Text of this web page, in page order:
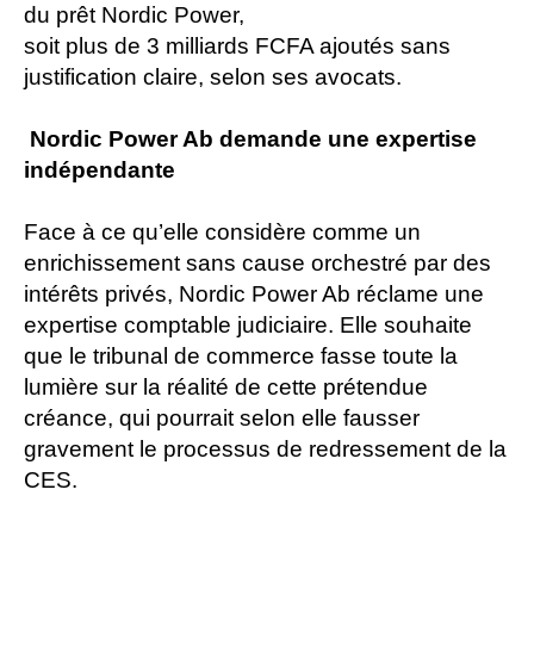
du prêt Nordic Power,
soit plus de 3 milliards FCFA ajoutés sans
justification claire, selon ses avocats.
Nordic Power Ab demande une expertise
indépendante
Face à ce qu’elle considère comme un
enrichissement sans cause orchestré par des
intérêts privés, Nordic Power Ab réclame une
expertise comptable judiciaire. Elle souhaite
que le tribunal de commerce fasse toute la
lumière sur la réalité de cette prétendue
créance, qui pourrait selon elle fausser
gravement le processus de redressement de la
CES.